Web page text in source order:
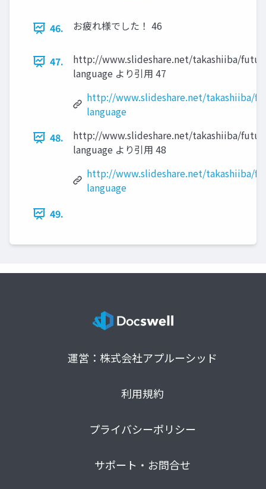
46. お疲れ様でした！ 46
47.
http://www.slideshare.net/takashiiba/
language より引用 47
http://www.slideshare.net/takashiiba/
language
48.
http://www.slideshare.net/takashiiba/
language より引用 48
http://www.slideshare.net/takashiiba/
language
49.
運営：株式会社アプルーシッド
利用規約
プライバシーポリシー
サポート・お問合せ